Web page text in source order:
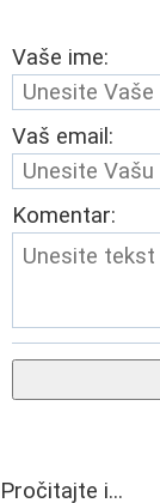
Vaše ime:
Vaš email:
Komentar:
Pročitajte i...